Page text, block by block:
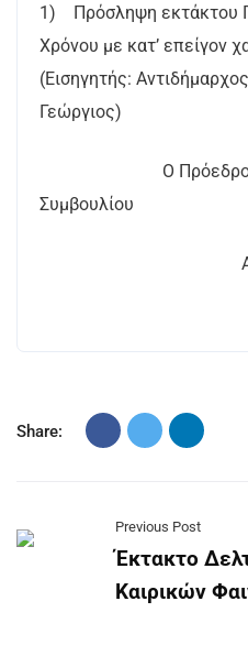
1) Πρόσληψη εκτάκτου
Χρόνου με κατ’ επείγον
(Εισηγητής:
Γεώργιος)
Ο Πρόεδρος
Συμβουλίου
Αρσένης
Share:
Previous Post
Έκτακτο
Καιρικών